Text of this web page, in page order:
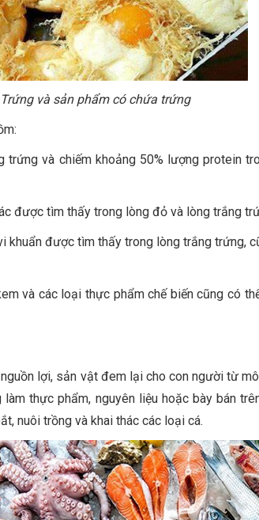
và sản phẩm có chứa trứng
và chiếm khoảng 50% lượng protein
được tìm thấy trong lòng đỏ và lòng trắng
được tìm thấy trong lòng trắng trứng,
và các loại thực phẩm chế biến cũng có
lợi, sản vật đem lại cho con người từ
thực phẩm, nguyên liệu hoặc bày bán
nuôi trồng và khai thác các loại cá.